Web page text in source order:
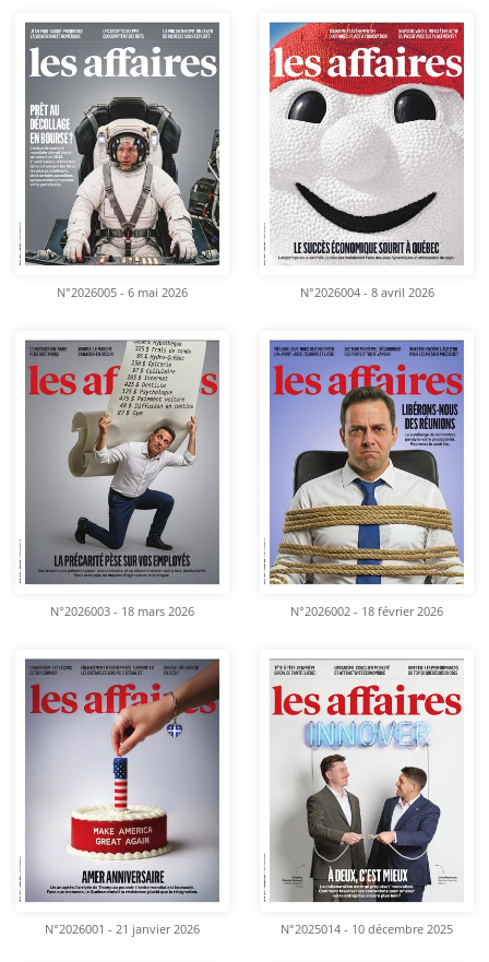
N°2026005 - 6 mai 2026 N°2026004 - 8 avril 2026
N°2026003 - 18 mars 2026 N°2026002 - 18 février 2026
N°2026001 - 21 janvier 2026 N°2025014 - 10 décembre 2025